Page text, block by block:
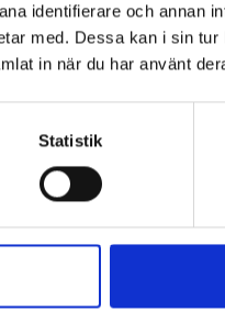
identifierare och annan
med. Dessa kan i sin tur
in när du har använt
Statistik
utsatts för hot. Den
att anmäla
Detta kan dock leda till
om
annorlunda. Ansvaret
kan försvåra och